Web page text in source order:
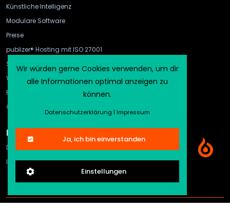
Künstliche Intelligenz
Modulare Software
Preise
publizer® Hosting mit ISO 27001
Schnittstellen
WebHook und API Gateway
FAQ
CMS-Vergleich
Rechtliches
Datenschutz
Impressum
Wir würden gerne Cookies verwenden, um dir
alle Informationen optimal anzeigen zu
können.
Datenschutzerklärung |Impressum
Ja, ich bin einverstanden
Einstellungen